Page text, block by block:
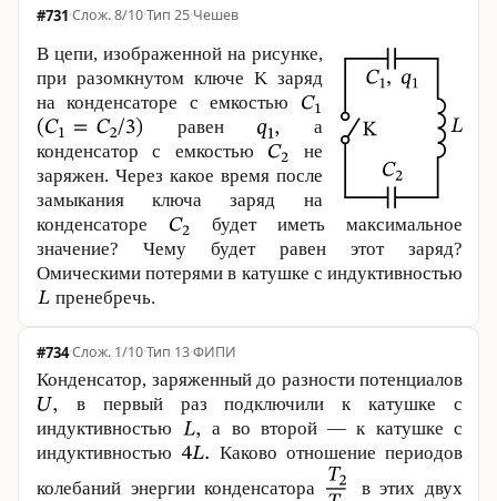
#731· 8/10·Тип 25·Чешев
В цепи, изображенной на рисунке,
при разомкнутом ключе K заряд
на конденсаторе с емкостью
равен
а
конденсатор с емкостью
не
заряжен. Через какое время после
замыкания ключа заряд на
конденсаторе
будет иметь максимальное
значение? Чему будет равен этот заряд?
Омическими потерями в катушке с индуктивностью
пренебречь.
#734· 1/10·Тип 13·ФИПИ
Конденсатор, заряженный до разности потенциалов
в первый раз подключили к катушке с
индуктивностью
а во второй — к катушке с
индуктивностью
Каково отношение периодов
колебаний энергии конденсатора
в этих двух